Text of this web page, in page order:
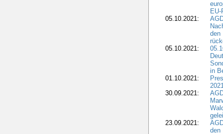
05.10.2021:
den
05.10.2021:
in
01.10.2021:
30.09.2021:
23.09.2021:
den